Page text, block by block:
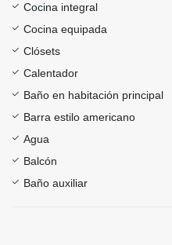
Cocina integral
Cocina equipada
Clósets
Calentador
Baño en habitación principal
Barra estilo americano
Agua
Balcón
Baño auxiliar